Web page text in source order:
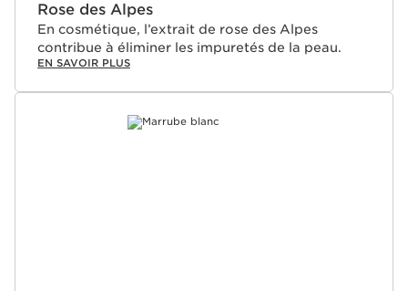
Rose des Alpes
En cosmétique, l’extrait de rose des Alpes
contribue à éliminer les impuretés de la peau.
EN SAVOIR PLUS